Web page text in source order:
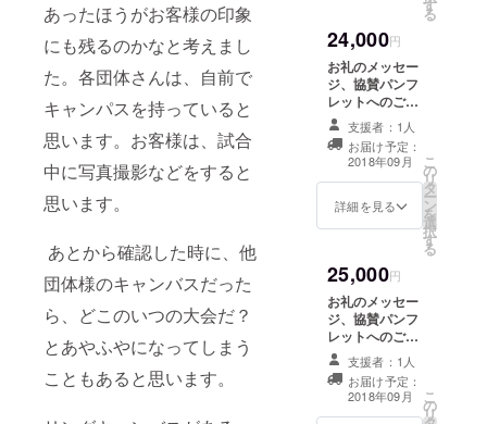
あったほうがお客様の印象
にも残るのかなと考えまし
た。各団体さんは、自前で
キャンパスを持っていると
思います。お客様は、試合
中に写真撮影などをすると
思います。
あとから確認した時に、他
団体様のキャンバスだった
ら、どこのいつの大会だ？
とあやふやになってしまう
こともあると思います。
す
る
24,000円
お礼のメッセー
ジ、協賛パンフ
レットへのご希
望のお名前印
字、リングキャ
ンバスへのご希
望のお名前印
字、J
STAGE9.12後楽
支援者：1人
お届け予定：
2018年09月
詳細を見る
こ
の
リ
タ
ー
ン
を
選
択
す
る
25,000円
お礼のメッセー
ジ、協賛パンフ
レットへのご希
望のお名前印
字、リングキャ
ンバスへのご希
望のお名前印
支援者：1人
お届け予定：
2018年09月
こ
の
リ